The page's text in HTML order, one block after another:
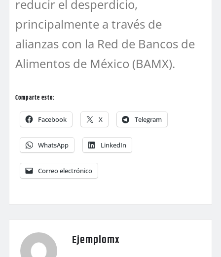
reducir el desperdicio,
principalmente a través de
alianzas con la Red de Bancos de
Alimentos de México (BAMX).
Comparte esto:
Facebook X Telegram
WhatsApp LinkedIn
Correo electrónico
Ejemplomx